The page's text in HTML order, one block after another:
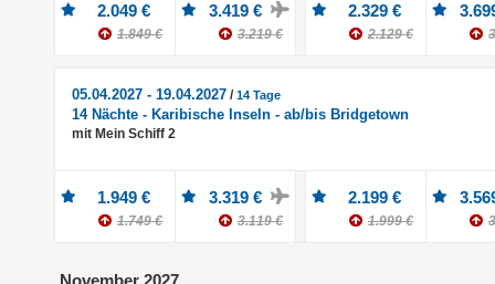
2.049 €
1.849 €
3.419 €
3.219 €
2.329 €
2.129 €
05.04.2027 - 19.04.2027 /14 Tage
14 Nächte - Karibische Inseln - ab/bis Bridgetown
mit Mein Schiff 2
1.949 €
1.749 €
3.319 €
3.119 €
2.199 €
1.999 €
November 2027